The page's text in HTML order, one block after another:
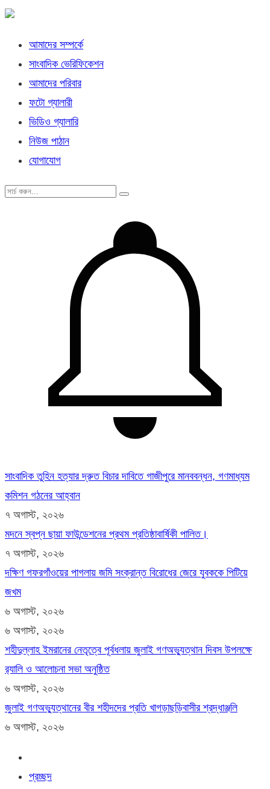
আমাদের সম্পর্কে
সাংবাদিক ভেরিফিকেশন
আমাদের পরিবার
ফটো গ্যালারী
ভিডিও গ্যালারি
নিউজ পাঠান
যোগাযোগ
সাংবাদিক তুহিন হত্যার দ্রুত বিচার দাবিতে গাজীপুরে মানববন্ধন, গণমাধ্যম
কমিশন গঠনের আহ্বান
৭ অগাস্ট, ২০২৬
মদনে স্বপ্ন ছায়া ফাউন্ডেশনের প্রথম প্রতিষ্ঠাবার্ষিকী পালিত।
৭ অগাস্ট, ২০২৬
দক্ষিণ গফরগাঁওয়ের পাগলায় জমি সংক্রান্ত বিরোধের জেরে যুবককে পিটিয়ে
জখম
৬ অগাস্ট, ২০২৬
৬ অগাস্ট, ২০২৬
শহীদুল্লাহ ইমরানের নেতৃত্বে পূর্বধলায় জুলাই গণঅভ্যুত্থান দিবস উপলক্ষে
র‍্যালি ও আলোচনা সভা অনুষ্ঠিত
৬ অগাস্ট, ২০২৬
জুলাই গণঅভ্যুত্থানের বীর শহীদদের প্রতি খাগড়াছড়িবাসীর শ্রদ্ধাঞ্জলি
৬ অগাস্ট, ২০২৬
প্রচ্ছদ